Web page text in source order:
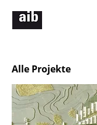
Alle Projekte